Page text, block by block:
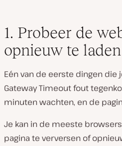
1. Probeer de
opnieuw te laden
Eén van de eerste dingen die
Gateway Timeout fout
minuten wachten, en de
Je kan in de meeste
pagina te verversen of